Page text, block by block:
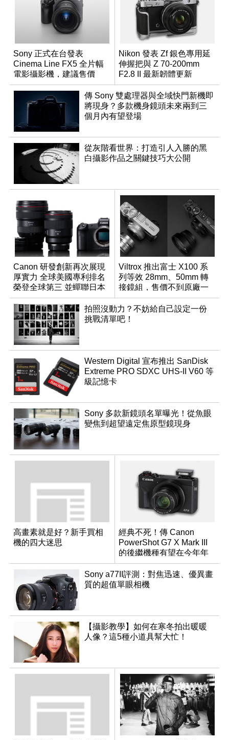
Sony 正式在台發表
Cinema Line FX5 全片幅
電影攝影機，建議售價
NT$144,980
Nikon 發表 Zf 銀色專用延
伸握把與 Z 70-200mm
F2.8 II 最新韌體更新
傳 Sony 雙處理器與全域快門新機即
將現身？多款機身鏡頭未來兩到三
個月內有望登場
從灰階看世界：打造引人入勝的黑
白攝影作品之關鍵技巧大公開
Canon 研發創新再次展現
厚實力 全球美國專利排名
榮登全球第三 並蟬聯日本
企業排名榜首
Viltrox 推出富士 X100 系
列等效 28mm、50mm 轉
接鏡組，售價不到原廠一
半
拍照沒動力？不妨給自己設定一份
挑戰清單吧！
Western Digital 宣布推出 SanDisk
Extreme PRO SDXC UHS-II V60 等
級記憶卡
Sony 多款新鏡頭名單曝光！從魚眼
變焦到超望遠定焦原型鏡現身
高畫素就是好？新手買相
機的四大迷思
經典不死！傳 Canon
PowerShot G7 X Mark III
的後繼機種有望在今年年
底前推出？
Sony a77II評測：對焦迅速、優異畫
質的超值單眼相機
【攝影教學】如何在寒冬拍出暖暖
人像？這5種小道具幫大忙！